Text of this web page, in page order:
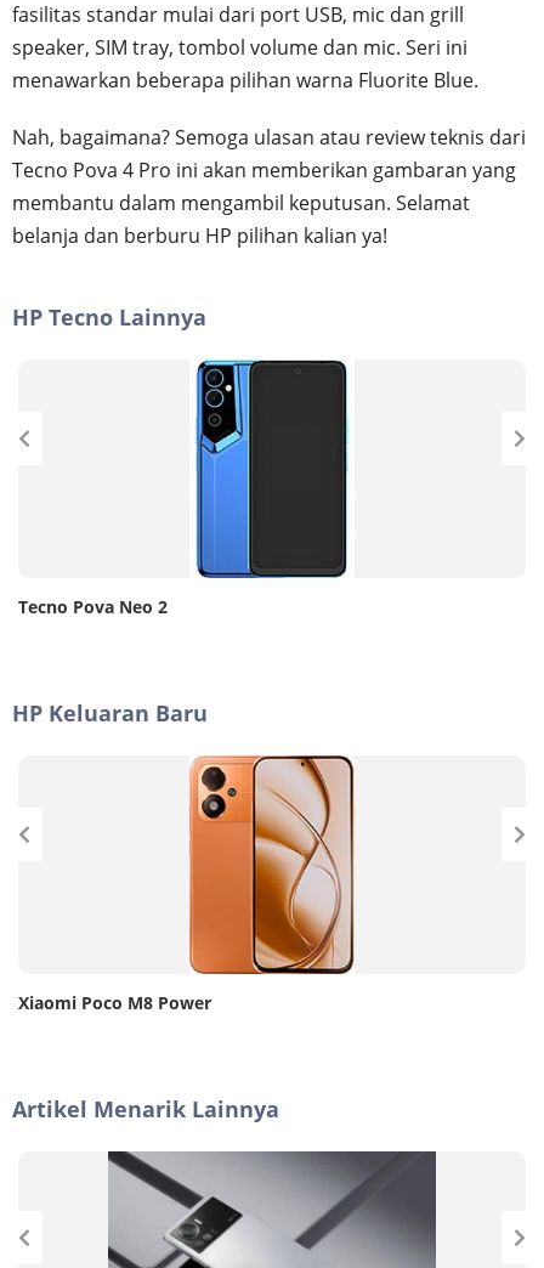
fasilitas standar mulai dari port USB, mic dan grill
speaker, SIM tray, tombol volume dan mic. Seri ini
menawarkan beberapa pilihan warna Fluorite Blue.
Nah, bagaimana? Semoga ulasan atau review teknis dari
Tecno Pova 4 Pro ini akan memberikan gambaran yang
membantu dalam mengambil keputusan. Selamat
belanja dan berburu HP pilihan kalian ya!
HP Tecno Lainnya
Tecno Pova Neo 2
HP Keluaran Baru
Xiaomi Poco M8 Power
Artikel Menarik Lainnya